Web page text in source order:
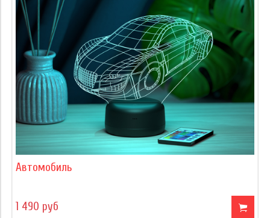
Автомобиль
1 490 руб